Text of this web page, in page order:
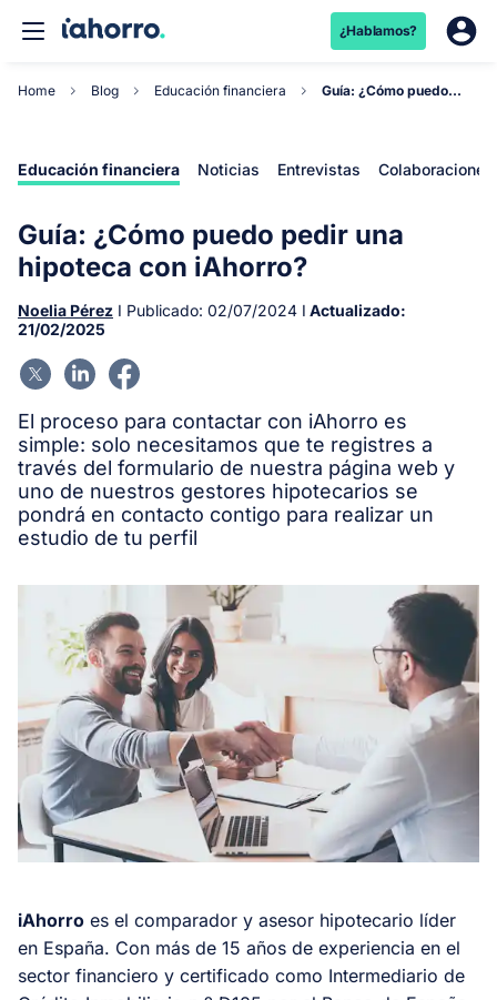
¿Hablamos?
Home Blog Educación financiera Guía: ¿Cómo puedo pedir una hipoteca con iAhorro...
Educación financiera Noticias Entrevistas Colaboraciones
Guía: ¿Cómo puedo pedir una
hipoteca con iAhorro?
Noelia Pérez I Publicado: 02/07/2024 I Actualizado:
21/02/2025
El proceso para contactar con iAhorro es
simple: solo necesitamos que te registres a
través del formulario de nuestra página web y
uno de nuestros gestores hipotecarios se
pondrá en contacto contigo para realizar un
estudio de tu perfil
iAhorro es el comparador y asesor hipotecario líder
en España. Con más de 15 años de experiencia en el
sector financiero y certificado como Intermediario de